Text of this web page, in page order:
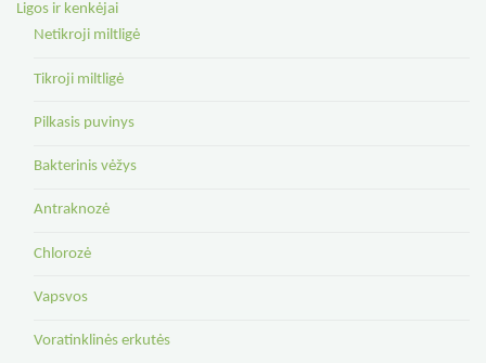
Ligos ir kenkėjai
Netikroji miltligė
Tikroji miltligė
Pilkasis puvinys
Bakterinis vėžys
Antraknozė
Chlorozė
Vapsvos
Voratinklinės erkutės